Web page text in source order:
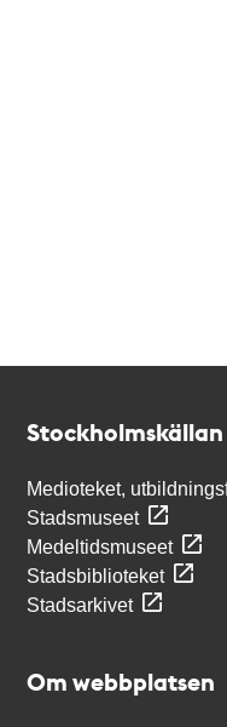
Medioteket,
Stadsmuseet
Medeltidsmuseet
Stadsbiblioteket
Stadsarkivet
Om webbplatsen